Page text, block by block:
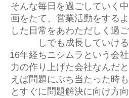
そんな毎日を過ごしていく
画をたて、営業活動をする
した日常をあわただしく過
しでも成長していけ
16年経ちニシムラという会
力の作り上げた会社なんだ
えば問題にぶち当たった時
とすぐに問題解決に向け方